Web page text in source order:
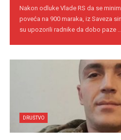
Nakon odluke Vlade RS da se
poveća na 900 maraka, iz Saveza
su upozorili radnike da dobo paze
DRUŠTVO